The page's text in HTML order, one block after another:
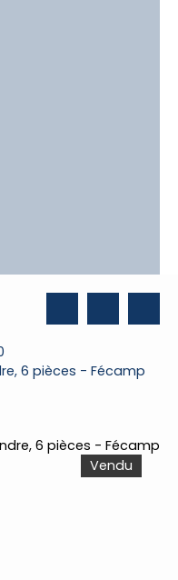
6 pièces - Fécamp
Vendu